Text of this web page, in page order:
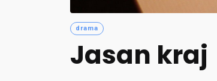
drama
Jasan kraj